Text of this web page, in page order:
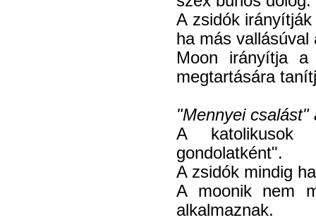
A zsidók
ha más vallásúval
Moon irányítja
megtartására
"Mennyei csalást"
A katolikusok
gondolatként".
A zsidók mindig
A moonik nem
alkalmaznak.